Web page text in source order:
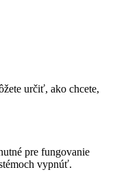
určiť, ako chcete,
pre fungovanie
vypnúť.